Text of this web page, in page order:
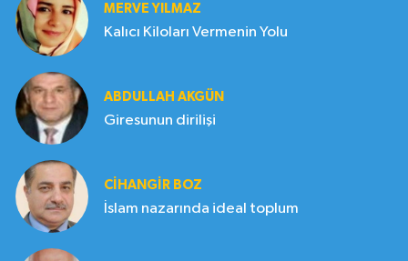
MERVE YILMAZ
Kalıcı Kiloları Vermenin Yolu
ABDULLAH AKGÜN
Giresunun dirilişi
CIHANGIR BOZ
İslam nazarında ideal toplum